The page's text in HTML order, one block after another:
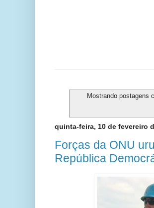
Mostrando postagens
quinta-feira, 10 de fevereiro
Forças da ONU
República